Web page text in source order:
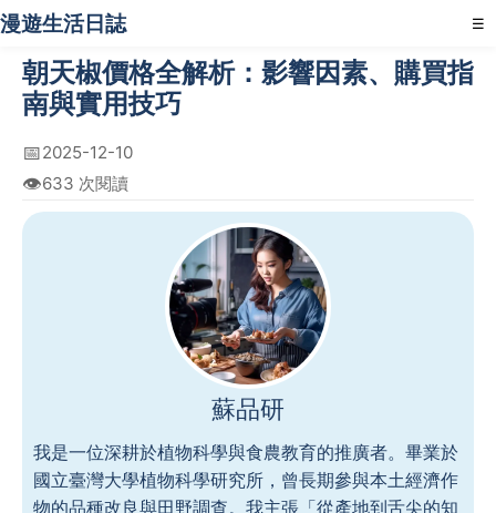
漫遊生活日誌 ☰
朝天椒價格全解析：影響因素、購買指
南與實用技巧
📅2025-12-10
👁️633 次閱讀
蘇品研
我是一位深耕於植物科學與食農教育的推廣者。畢業於
國立臺灣大學植物科學研究所，曾長期參與本土經濟作
物的品種改良與田野調查。我主張「從產地到舌尖的知